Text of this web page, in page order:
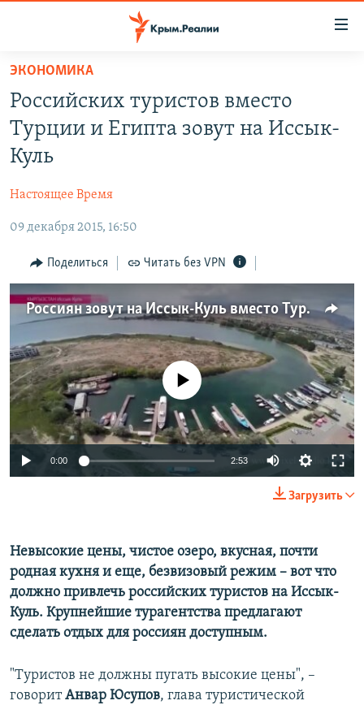
Вернуться
основному
содержанию
Вернутся
главной
Вернутся
поиску
11 ЛЕТ ОККУПАЦИИ КРЫМА. 11 ИСТОРИЙ СОПРОТИВЛЕНИЯ
ВОДА
ЕЩЕ
ИНТЕРАКТИВ
ИНФОГРАФИКА
ТЕЛЕПРОЕКТ КРЫМ.РЕАЛИИ
СОВЕТЫ ПРАВОЗАЩИТНИКОВ
ПРОПАВШИЕ БЕЗ ВЕСТИ
ПОБЕДИТЕЛЕЙ НЕ СУДЯТ?
КРЫМ.НЕПОКОРЕННЫЙ
ELIFBE
УКРАИНСКАЯ ПРОБЛЕМА КРЫМА
РАДІО СВОБОДА
КАК ОБОЙТИ БЛОКИРОВКУ
Українською
Qırımtatar
ПРИСОЕДИНЯЙТЕСЬ!
ЭКОНОМИКА
Российских туристов вместо
Турции и Египта зовут на Иссык-
Куль
Настоящее Время
09 декабря 2015, 16:50
Поделиться Читать без VPN
Россиян зовут на Иссык-Куль вместо Турции (видео)
No media source currently available
0:00 2:53
Загрузить
Невысокие цены, чистое озеро, вкусная, почти
родная кухня и еще, безвизовый режим – вот что
должно привлечь российских туристов на Иссык-
Куль. Крупнейшие турагентства предлагают
сделать отдых для россиян доступным.
"Туристов не должны пугать высокие цены", –
говоритАнвар Юсупов, глава туристической